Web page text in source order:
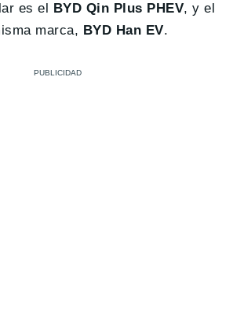
es el BYD Qin Plus PHEV, y el
marca, BYD Han EV.